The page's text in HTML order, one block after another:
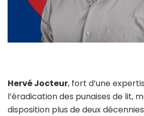
Hervé Jocteur, fort d’une
l’éradication des punaises de lit,
disposition plus de deux